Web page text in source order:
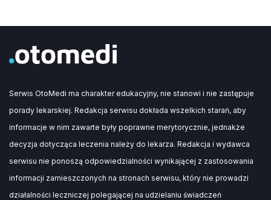
Serwis OtoMedi ma charakter edukacyjny, nie stanowi i nie zastępuje
porady lekarskiej. Redakcja serwisu dokłada wszelkich starań, aby
informacje w nim zawarte były poprawne merytorycznie, jednakże
decyzja dotycząca leczenia należy do lekarza. Redakcja i wydawca
serwisu nie ponoszą odpowiedzialności wynikającej z zastosowania
informacji zamieszczonych na stronach serwisu, który nie prowadzi
działalności leczniczej polegającej na udzielaniu świadczeń